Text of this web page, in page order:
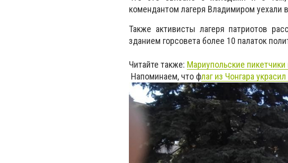
комендантом лагеря Владимиром уехали
Также активисты лагеря патриотов
зданием горсовета более 10 палаток
Читайте также: Мариупольские
Напоминаем, что флаг из Чонгара